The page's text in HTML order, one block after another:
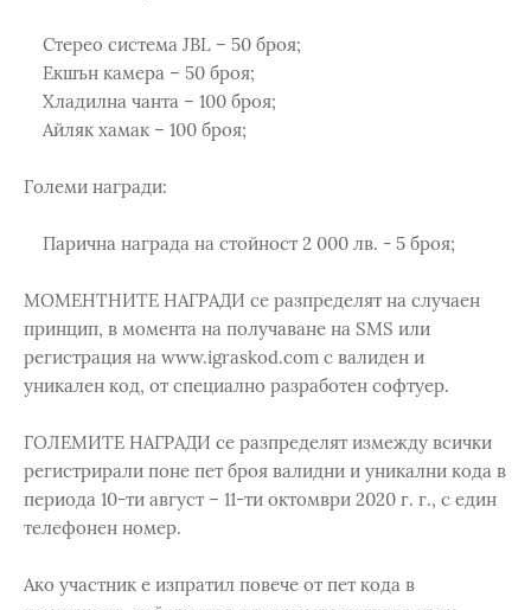
Стерео система JBL – 50 броя;
Екшън камера – 50 броя;
Хладилна чанта – 100 броя;
Айляк хамак – 100 броя;
Големи награди:
Парична награда на стойност 2 000 лв. - 5 броя;
МОМЕНТНИТЕ НАГРАДИ се разпределят на случаен
принцип, в момента на получаване на SMS или
регистрация на www.igraskod.com с валиден и
уникален код, от специално разработен софтуер.
ГОЛЕМИТЕ НАГРАДИ се разпределят измежду всички
регистрирали поне пет броя валидни и уникални кода в
периода 10-ти август – 11-ти октомври 2020 г. г., с един
телефонен номер.
Ако участник е изпратил повече от пет кода в